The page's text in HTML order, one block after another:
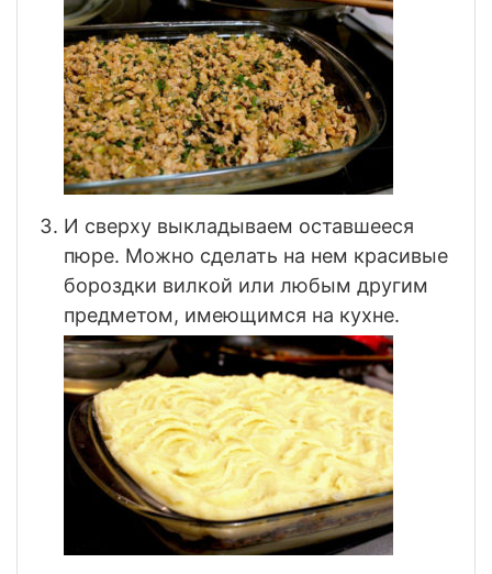
И сверху выкладываем оставшееся
пюре. Можно сделать на нем красивые
бороздки вилкой или любым другим
предметом, имеющимся на кухне.